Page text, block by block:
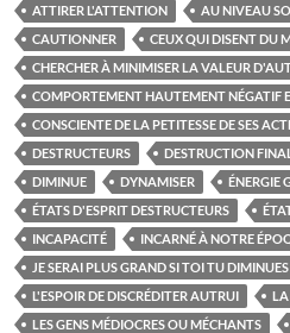
ATTIRER L'ATTENTION
AU NIVEAU
CAUTIONNER
CEUX QUI DISENT DU
CHERCHER À MINIMISER LA VALEUR
COMPORTEMENT HAUTEMENT NÉGATIF
CONSCIENTE DE LA PETITESSE DE SES
DESTRUCTEURS
DESTRUCTION
DIMINUE
DYNAMISER ÉNERGIE
ÉTATS D'ESPRIT DESTRUCTEURS
INCAPACITÉ
INCARNÉ À NOTRE
JE SERAI PLUS GRAND SI TOI TU DIMINUES
L'ESPOIR DE DISCRÉDITER AUTRUI
LES GENS MÉDIOCRES OU MÉCHANTS